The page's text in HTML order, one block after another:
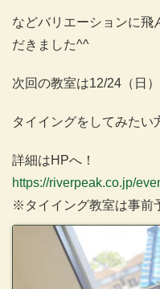
などバリエーションに飛
だきました^^
次回の教室は12/24（日）
タイイングをしてみたい
詳細はHPへ！
https://riverpeak.co.jp/
※タイイング教室は事前